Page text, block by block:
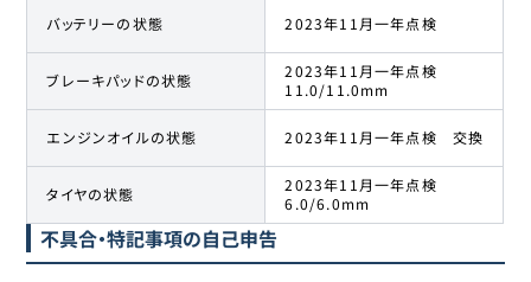
バッテリーの状態 2023年11月一年点検
ブレーキパッドの状態
2023年11月一年点検
11.0/11.0mm
エンジンオイルの状態 2023年11月一年点検 交換
タイヤの状態
2023年11月一年点検
6.0/6.0mm
不具合・特記事項の自己申告